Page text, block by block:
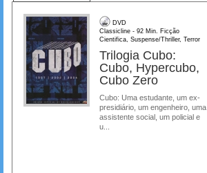
DVD
Classicline - 92 Min. Ficção
Cientifica, Suspense/Thriller, Terror
Trilogia Cubo:
Cubo, Hypercubo,
Cubo Zero
Cubo: Uma estudante, um ex-
presidiário, um engenheiro, uma
assistente social, um policial e
u...